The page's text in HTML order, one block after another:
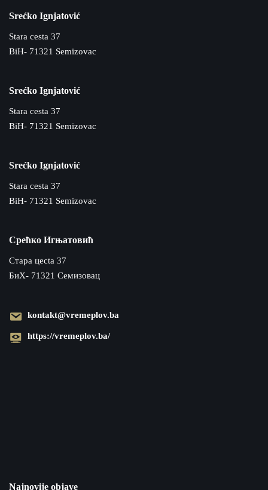
Srećko Ignjatović
Stara cesta 37
BiH- 71321 Semizovac
Srećko Ignjatović
Stara cesta 37
BiH- 71321 Semizovac
Srećko Ignjatović
Stara cesta 37
BiH- 71321 Semizovac
Срећко Игњатовић
Cтара цecta 37
БиХ- 71321 Семизовац
kontakt@vremeplov.ba
https://vremeplov.ba/
Najnovije objave